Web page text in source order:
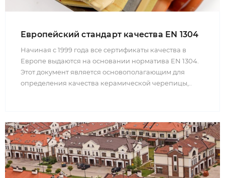
Европейский стандарт качества EN 1304
Начиная с 1999 года все сертификаты качества в
Европе выдаются на основании норматива EN 1304.
Этот документ является основополагающим для
определения качества керамической черепицы,..